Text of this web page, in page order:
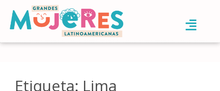
Etiqueta: Lima